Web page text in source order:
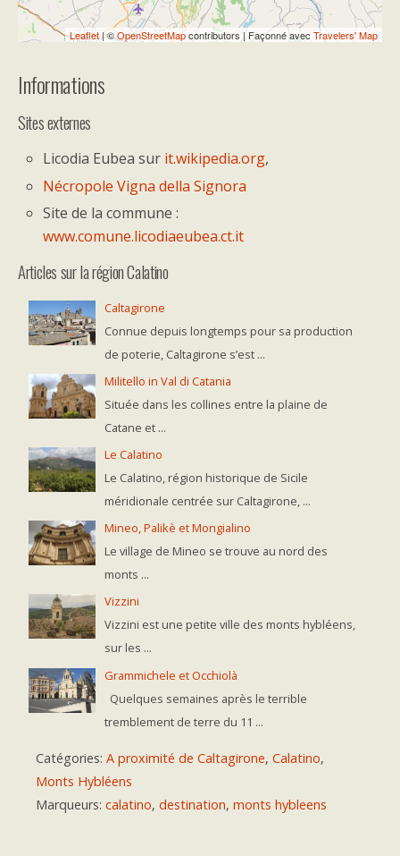
Leaflet| ©OpenStreetMapcontributors | Façonné avec Travelers' Map
Informations
Sites externes
Licodia Eubea sur it.wikipedia.org,
Nécropole Vigna della Signora
Site de la commune :
www.comune.licodiaeubea.ct.it
Articles sur la région Calatino
Caltagirone
Connue depuis longtemps pour sa production
de poterie, Caltagirone s’est ...
Militello in Val di Catania
Située dans les collines entre la plaine de
Catane et ...
Le Calatino
Le Calatino, région historique de Sicile
méridionale centrée sur Caltagirone, ...
Mineo, Palikè et Mongialino
Le village de Mineo se trouve au nord des
monts ...
Vizzini
Vizzini est une petite ville des monts hybléens,
sur les ...
Grammichele et Occhiolà
Quelques semaines après le terrible
tremblement de terre du 11 ...
Catégories: A proximité de Caltagirone, Calatino,
Monts Hybléens
Marqueurs: calatino, destination, monts hybleens